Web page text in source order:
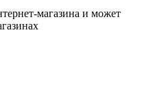
магазина и может